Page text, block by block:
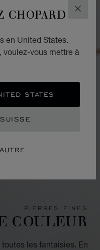
CHOPARD
en United States.
voulez-vous mettre à
STATES
PIERRES FINES
COULEUR
les fantaisies. En